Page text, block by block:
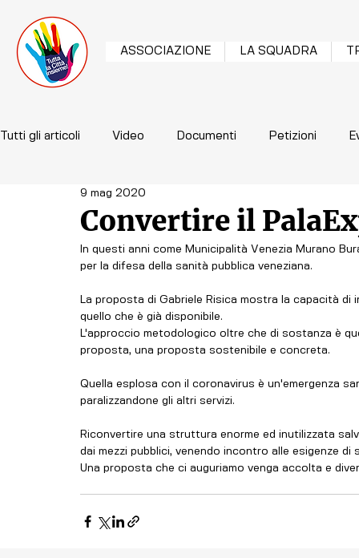
ASSOCIAZIONE LA SQUADRA
Tutti gli articoli Video Documenti Petizioni
Convertire il
9 mag 2020
In questi anni come Municipalità Venezia Murano
per la difesa della sanità pubblica veneziana.
La proposta di Gabriele Risica mostra la capacità
quello che è già disponibile.
L'approccio metodologico oltre che di sostanza è
proposta, una proposta sostenibile e concreta.
Quella esplosa con il coronavirus è un'emergenza
paralizzandone gli altri servizi.
Riconvertire una struttura enorme ed inutilizzata
dai mezzi pubblici, venendo incontro alle esigenze
Una proposta che ci auguriamo venga accolta e